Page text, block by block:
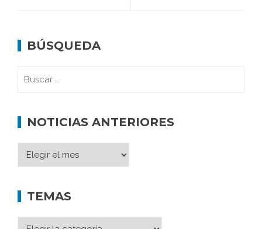
BÚSQUEDA
NOTICIAS ANTERIORES
TEMAS